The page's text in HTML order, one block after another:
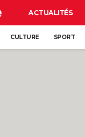
ACTUALITÉS
CULTURE SPORT